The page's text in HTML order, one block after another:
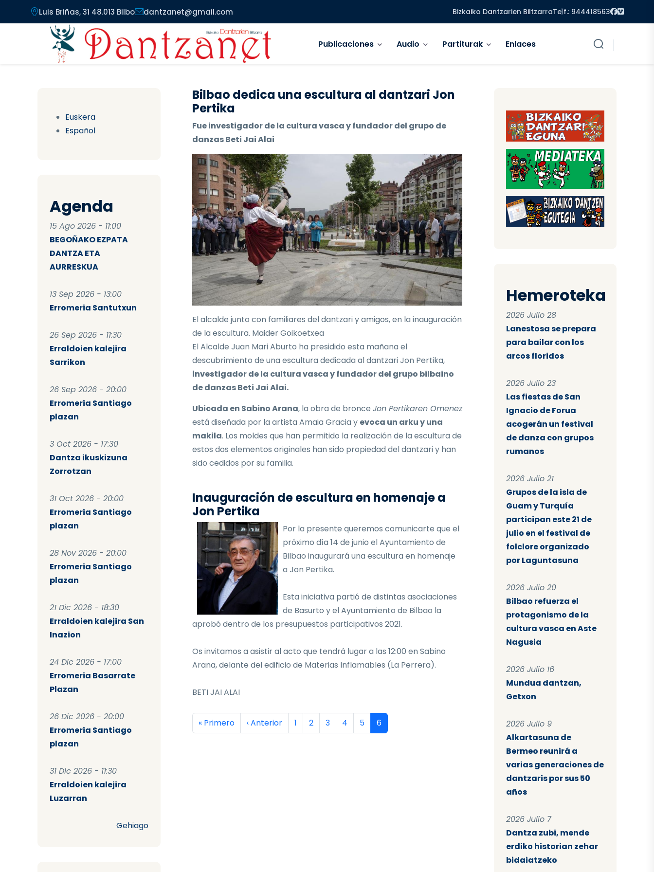
Pasar al contenido principal
Luis Briñas, 31 48.013 Bilbo dantzanet@gmail.com Bizkaiko Dantzarien BiltzarraTelf.: 944418563 Facebook
Vimeo
Publicaciones Audio Partiturak Enlaces
Euskera
Español
Agenda
15 Ago 2026 - 11:00
BEGOÑAKO EZPATA
DANTZA ETA
AURRESKUA
13 Sep 2026 - 13:00
Erromeria Santutxun
26 Sep 2026 - 11:30
Erraldoien kalejira
Sarrikon
26 Sep 2026 - 20:00
Erromeria Santiago
plazan
3 Oct 2026 - 17:30
Dantza ikuskizuna
Zorrotzan
31 Oct 2026 - 20:00
Erromeria Santiago
plazan
28 Nov 2026 - 20:00
Erromeria Santiago
plazan
21 Dic 2026 - 18:30
Erraldoien kalejira San
Inazion
24 Dic 2026 - 17:00
Erromeria Basarrate
Plazan
26 Dic 2026 - 20:00
Erromeria Santiago
plazan
31 Dic 2026 - 11:30
Erraldoien kalejira
Luzarran
Gehiago
Bilbao dedica una escultura al dantzari Jon
Pertika
Fue investigador de la cultura vasca y fundador del grupo de
danzas Beti Jai Alai
El alcalde junto con familiares del dantzari y amigos, en la inauguración
de la escultura. Maider Goikoetxea
El Alcalde Juan Mari Aburto ha presidido esta mañana el
descubrimiento de una escultura dedicada al dantzari Jon Pertika,
investigador de la cultura vasca y fundador del grupo bilbaino
de danzas Beti Jai Alai.
Ubicada en Sabino Arana, la obra de bronce Jon Pertikaren Omenez
está diseñada por la artista Amaia Gracia y evoca un arku y una
makila. Los moldes que han permitido la realización de la escultura de
estos dos elementos originales han sido propiedad del dantzari y han
sido cedidos por su familia.
Inauguración de escultura en homenaje a
Jon Pertika
Por la presente queremos comunicarte que el
próximo día 14 de junio el Ayuntamiento de
Bilbao inaugurará una escultura en homenaje
a Jon Pertika.
Esta iniciativa partió de distintas asociaciones
de Basurto y el Ayuntamiento de Bilbao la
aprobó dentro de los presupuestos participativos 2021.
Os invitamos a asistir al acto que tendrá lugar a las 12:00 en Sabino
Arana, delante del edificio de Materias Inflamables (La Perrera).
BETI JAI ALAI
Paginación
Primera página
« Primero Página anterior
‹ Anterior Página
1 Página
2 Página
3 Página
4 Página
5 Página actual
6
Hemeroteka
2026 Julio 28
Lanestosa se prepara
para bailar con los
arcos floridos
2026 Julio 23
Las fiestas de San
Ignacio de Forua
acogerán un festival
de danza con grupos
rumanos
2026 Julio 21
Grupos de la isla de
Guam y Turquía
participan este 21 de
julio en el festival de
folclore organizado
por Laguntasuna
2026 Julio 20
Bilbao refuerza el
protagonismo de la
cultura vasca en Aste
Nagusia
2026 Julio 16
Mundua dantzan,
Getxon
2026 Julio 9
Alkartasuna de
Bermeo reunirá a
varias generaciones de
dantzaris por sus 50
años
2026 Julio 7
Dantza zubi, mende
erdiko historian zehar
bidaiatzeko